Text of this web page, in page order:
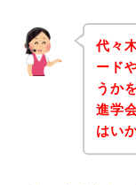
代々
ード
うか
進学
はい